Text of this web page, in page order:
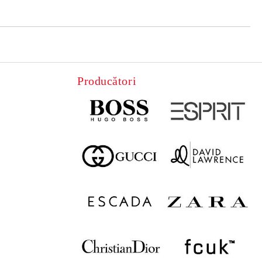
Producători